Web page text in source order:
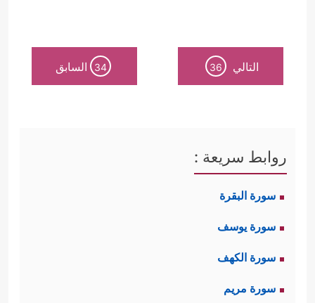
التالي 36
34 السابق
روابط سريعة :
سورة البقرة
سورة يوسف
سورة الكهف
سورة مريم